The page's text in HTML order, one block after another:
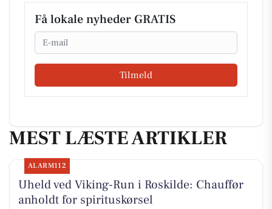
Få lokale nyheder GRATIS
Email
Tilmeld
MEST LÆSTE ARTIKLER
ALARM112
Uheld ved Viking-Run i Roskilde: Chauffør
anholdt for spirituskørsel